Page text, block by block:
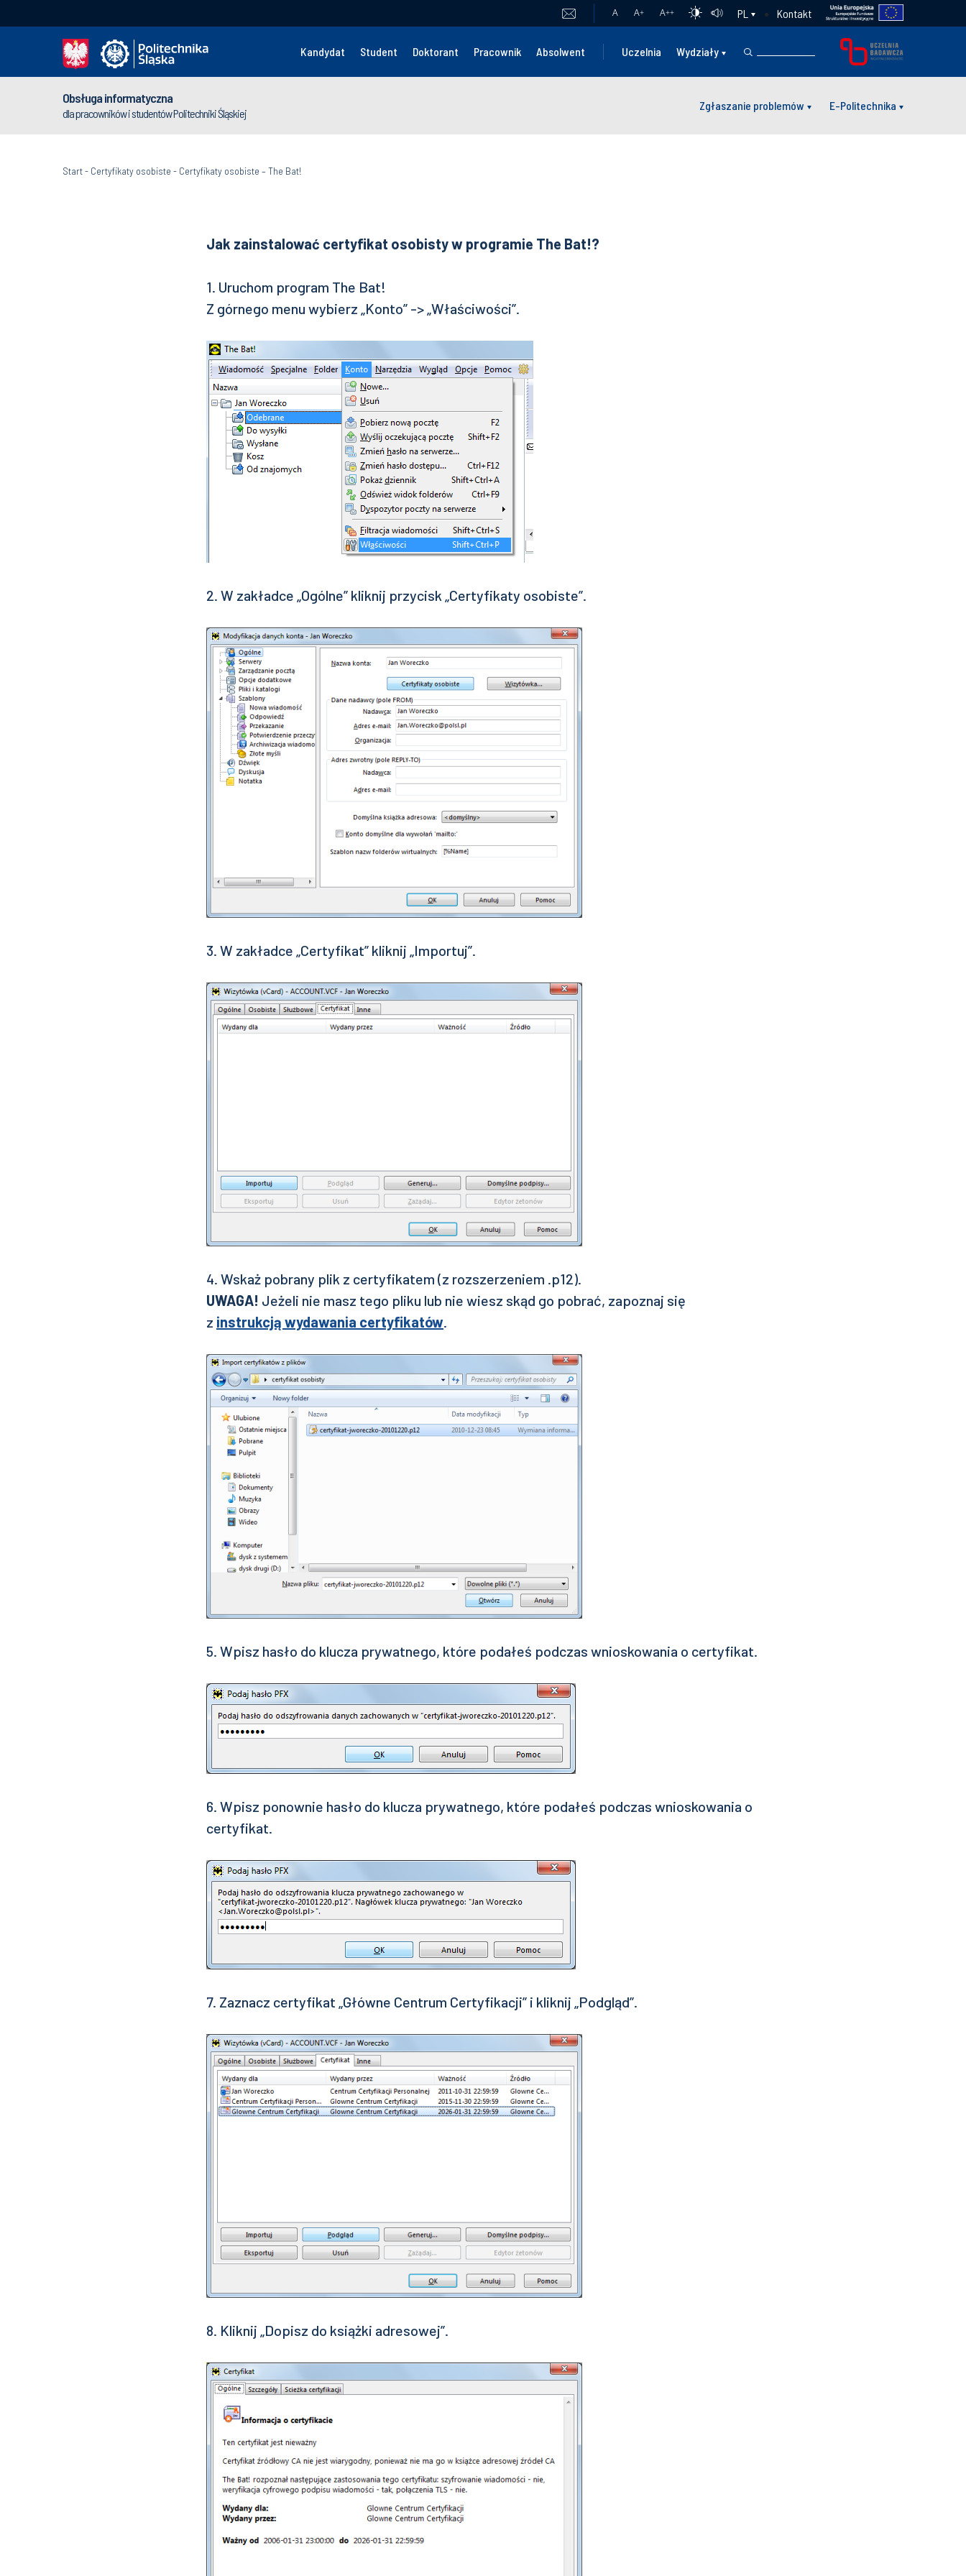
A A+ A++ PL Kontakt
Kandydat Student Doktorant Pracownik Absolwent Uczelnia Wydziały
Obsługa informatyczna
dla pracowników i studentów Politechniki Śląskiej
Zgłaszanie problemów E-Politechnika
Start- Certyfikaty osobiste - Certyfikaty osobiste – The Bat!
Jak zainstalować certyfikat osobisty w programie The Bat!?
1. Uruchom program The Bat!
Z górnego menu wybierz „Konto” -> „Właściwości”.
2. W zakładce „Ogólne” kliknij przycisk „Certyfikaty osobiste”.
3. W zakładce „Certyfikat” kliknij „Importuj”.
4. Wskaż pobrany plik z certyfikatem (z rozszerzeniem .p12).
UWAGA! Jeżeli nie masz tego pliku lub nie wiesz skąd go pobrać, zapoznaj się
z instrukcją wydawania certyfikatów.
5. Wpisz hasło do klucza prywatnego, które podałeś podczas wnioskowania o certyfikat.
6. Wpisz ponownie hasło do klucza prywatnego, które podałeś podczas wnioskowania o
certyfikat.
7. Zaznacz certyfikat „Główne Centrum Certyfikacji” i kliknij „Podgląd”.
8. Kliknij „Dopisz do książki adresowej”.